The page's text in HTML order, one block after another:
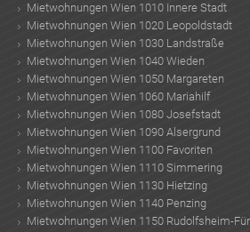
Mietwohnungen Wien 1010 Innere Stadt
Mietwohnungen Wien 1020 Leopoldstadt
Mietwohnungen Wien 1030 Landstraße
Mietwohnungen Wien 1040 Wieden
Mietwohnungen Wien 1050 Margareten
Mietwohnungen Wien 1060 Mariahilf
Mietwohnungen Wien 1080 Josefstadt
Mietwohnungen Wien 1090 Alsergrund
Mietwohnungen Wien 1100 Favoriten
Mietwohnungen Wien 1110 Simmering
Mietwohnungen Wien 1130 Hietzing
Mietwohnungen Wien 1140 Penzing
Mietwohnungen Wien 1150 Rudolfsheim-